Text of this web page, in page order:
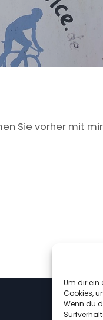
Um dir ein
Cookies,
Wenn du
Sie vorher mit